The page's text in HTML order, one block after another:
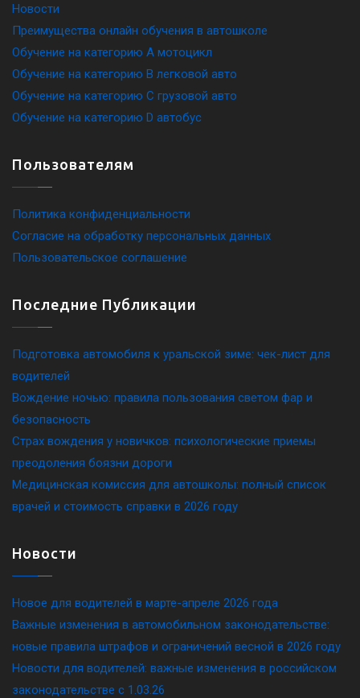
Новости
Преимущества онлайн обучения в автошколе
Обучение на категорию A мотоцикл
Обучение на категорию B легковой авто
Обучение на категорию C грузовой авто
Обучение на категорию D автобус
Пользователям
Политика конфиденциальности
Согласие на обработку персональных данных
Пользовательское соглашение
Последние Публикации
Подготовка автомобиля к уральской зиме: чек-лист для
водителей
Вождение ночью: правила пользования светом фар и
безопасность
Страх вождения у новичков: психологические приемы
преодоления боязни дороги
Медицинская комиссия для автошколы: полный список
врачей и стоимость справки в 2026 году
Новости
Новое для водителей в марте-апреле 2026 года
Важные изменения в автомобильном законодательстве:
новые правила штрафов и ограничений весной в 2026 году
Новости для водителей: важные изменения в российском
законодательстве c 1.03.26